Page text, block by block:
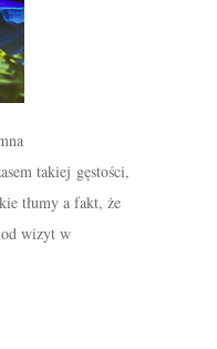
takiej gęstości,
tłumy a fakt, że
od wizyt w